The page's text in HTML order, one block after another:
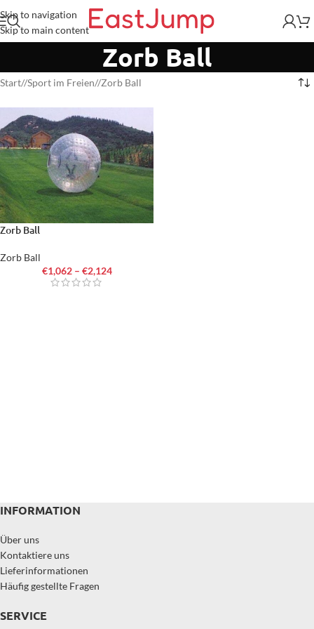
Skip to navigation
Skip to main content
Zorb Ball
Start/ Sport im Freien/ Zorb Ball
Zorb Ball
Zorb Ball
€1,062 – €2,124
INFORMATION
Über uns
Kontaktiere uns
Lieferinformationen
Häufig gestellte Fragen
SERVICE